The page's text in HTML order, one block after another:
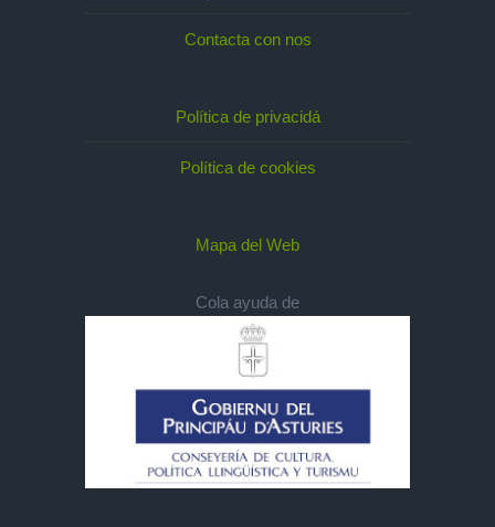
Contacta con nos
Política de privacidá
Política de cookies
Mapa del Web
Cola ayuda de